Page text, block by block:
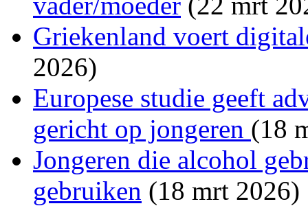
Griekenland voert
2026)
Europese studie geeft
gericht op jongeren (18
Jongeren die alcohol
gebruiken (18 mrt 2026)